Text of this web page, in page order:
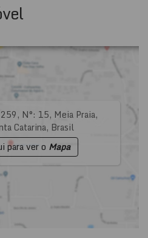
259, N°: 15, Meia Praia,
Catarina, Brasil
para ver o Mapa